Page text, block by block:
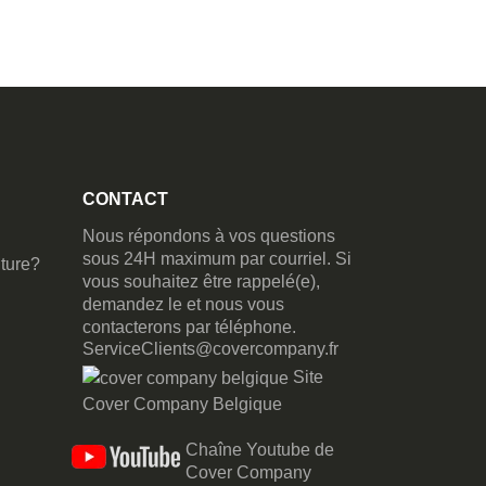
CONTACT
Nous répondons à vos questions
sous 24H maximum par courriel. Si
vous souhaitez être rappelé(e),
demandez le et nous vous
contacterons par téléphone.
ServiceClients@covercompany.fr
Site
Cover Company Belgique
Chaîne Youtube de
Cover Company